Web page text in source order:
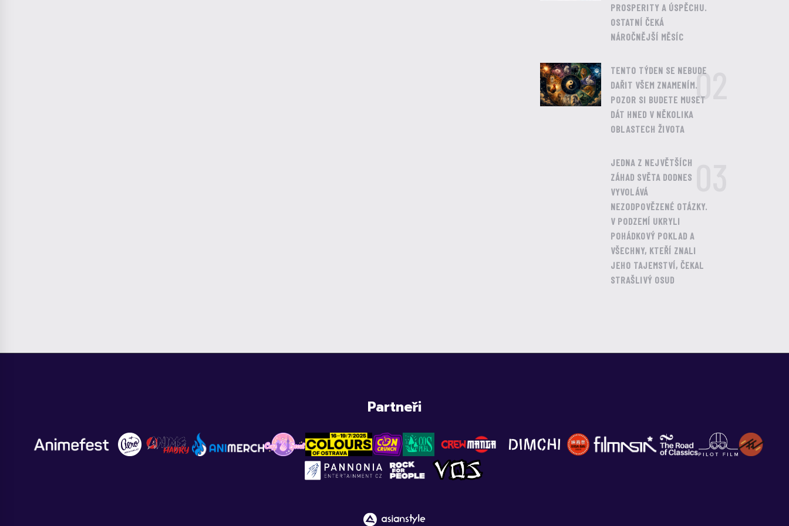
PROSPERITY A ÚSPĚCHU.
OSTATNÍ ČEKÁ
NÁROČNĚJŠÍ MĚSÍC
TENTO TÝDEN SE NEBUDE
DAŘIT VŠEM ZNAMENÍM.
POZOR SI BUDETE MUSET
DÁT HNED V NĚKOLIKA
OBLASTECH ŽIVOTA
02
JEDNA Z NEJVĚTŠÍCH
ZÁHAD SVĚTA DODNES
VYVOLÁVÁ
NEZODPOVĚZENÉ OTÁZKY.
V PODZEMÍ UKRYLI
POHÁDKOVÝ POKLAD A
VŠECHNY, KTEŘÍ ZNALI
JEHO TAJEMSTVÍ, ČEKAL
STRAŠLIVÝ OSUD
Partneři